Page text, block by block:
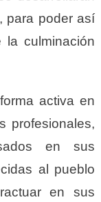
para poder así
la culminación
activa en
profesionales,
en sus
al pueblo
en sus